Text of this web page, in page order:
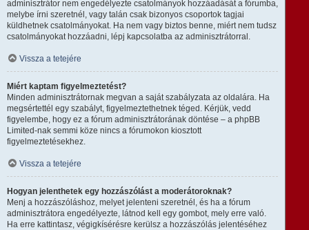
adminisztrátor nem engedélyezte csatolmányok hozzáadását a fórumba,
melybe írni szeretnél, vagy talán csak bizonyos csoportok tagjai
küldhetnek csatolmányokat. Ha nem vagy biztos benne, miért nem tudsz
csatolmányokat hozzáadni, lépj kapcsolatba az adminisztrátorral.
Vissza a tetejére
Miért kaptam figyelmeztetést?
Minden adminisztrátornak megvan a saját szabályzata az oldalára. Ha
megsértettél egy szabályt, figyelmeztethetnek téged. Kérjük, vedd
figyelembe, hogy ez a fórum adminisztrátorának döntése – a phpBB
Limited-nak semmi köze nincs a fórumokon kiosztott
figyelmeztetésekhez.
Vissza a tetejére
Hogyan jelenthetek egy hozzászólást a moderátoroknak?
Menj a hozzászóláshoz, melyet jelenteni szeretnél, és ha a fórum
adminisztrátora engedélyezte, látnod kell egy gombot, mely erre való.
Ha erre kattintasz, végigkísérésre kerülsz a hozzászólás jelentéséhez